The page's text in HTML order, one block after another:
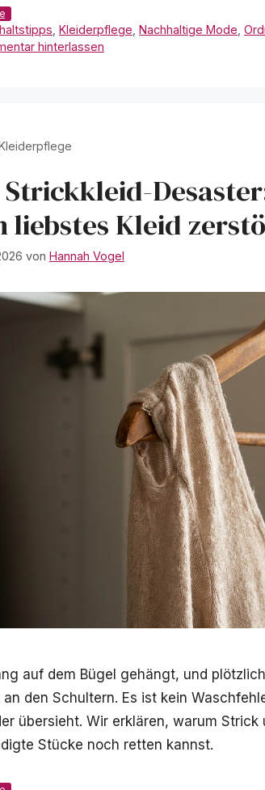
,Kleiderpflege ,Nachhaltige Mode ,
hinterlassen
Strickkleid-
liebstes Kleid
von Hannah Vogel
auf dem Bügel gehängt, und
den Schultern. Es ist kein
übersieht. Wir erklären, warum Strick
Stücke noch retten kannst.